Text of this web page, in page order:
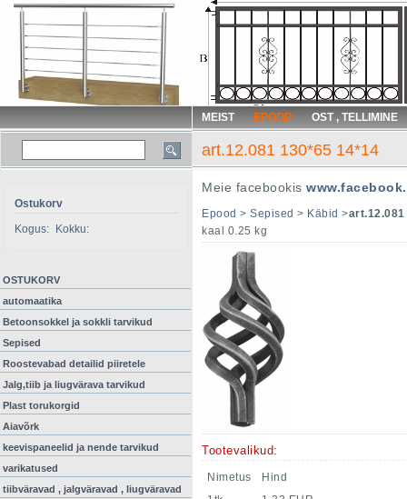
MEIST EPOOD OST , TELLIMINE
art.12.081 130*65 14*14
Ostukorv
Kogus:
Kokku:
OSTUKORV
automaatika
Betoonsokkel ja sokkli tarvikud
Sepised
Roostevabad detailid piiretele
Jalg,tiib ja liugvärava tarvikud
Plast torukorgid
Aiavõrk
keevispaneelid ja nende tarvikud
varikatused
tiibväravad , jalgväravad , liugväravad
Meie facebookis
Epood > Sepised > Käbid >
kaal 0.25 kg
Tootevalikud:
Nimetus
Hind